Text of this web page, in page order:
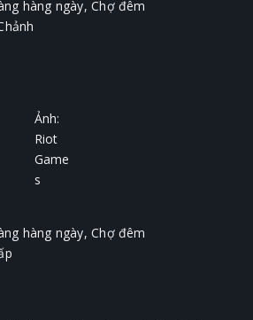
hàng ngày, Chợ đêm
Ảnh:
Riot
Game
s
hàng ngày, Chợ đêm